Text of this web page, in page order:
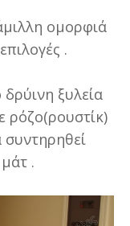
ομορφιά
.
ξυλεία
ρόζο(ρουστίκ)
συντηρηθεί
.